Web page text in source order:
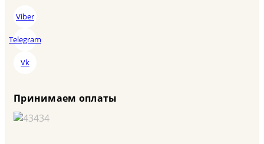
Viber
Telegram
Vk
Принимаем оплаты